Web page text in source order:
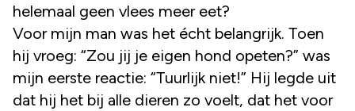
helemaal geen vlees meer eet?
Voor mijn man was het écht belangrijk. Toen
hij vroeg: “Zou jij je eigen hond opeten?” was
mijn eerste reactie: “Tuurlijk niet!” Hij legde uit
dat hij het bij alle dieren zo voelt, dat het voor